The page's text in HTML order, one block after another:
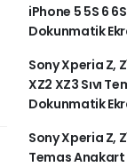
iPhone 5 5S 6
Dokunmatik
Sony Xperia Z,
XZ2 XZ3 Sıvı
Dokunmatik
Sony Xperia Z,
Temas